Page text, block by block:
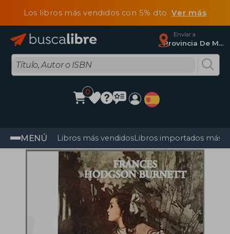
Los libros más vendidos con 5% dtoVer más
Enviar a
Provincia De Madrid
0
MENÚ Libros más vendidosLibros importados más